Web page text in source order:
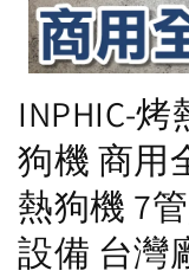
INPHIC-
狗機 商用
熱狗機 7
設備 台灣